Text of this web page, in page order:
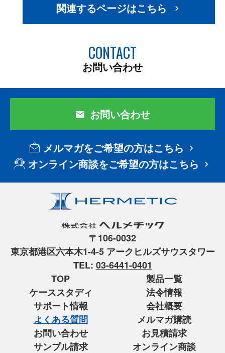
関連するページはこちら
CONTACT
お問い合わせ
お問い合わせ
メルマガをご希望の方はこちら
オンライン商談をご希望の方はこちら
〒106-0032
東京都港区六本木1-4-5 アークヒルズサウスタワー
TEL: 03-6441-0401
TOP
製品一覧
ケーススタディ
法令情報
サポート情報
会社概要
よくある質問
メルマガ購読
お問い合わせ
お見積請求
サンプル請求
オンライン商談